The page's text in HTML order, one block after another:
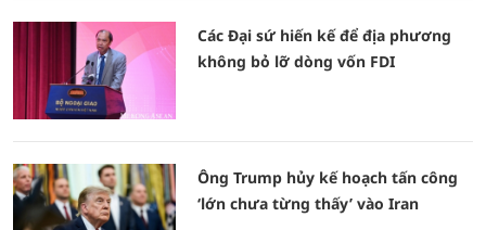
Các Đại sứ hiến kế để địa phương
không bỏ lỡ dòng vốn FDI
Ông Trump hủy kế hoạch tấn công
‘lớn chưa từng thấy’ vào Iran